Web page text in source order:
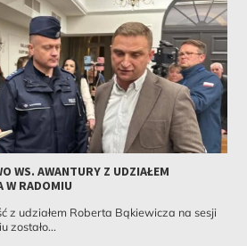
WS. AWANTURY Z UDZIAŁEM
W RADOMIU
z udziałem Roberta Bąkiewicza na sesji
zostało...